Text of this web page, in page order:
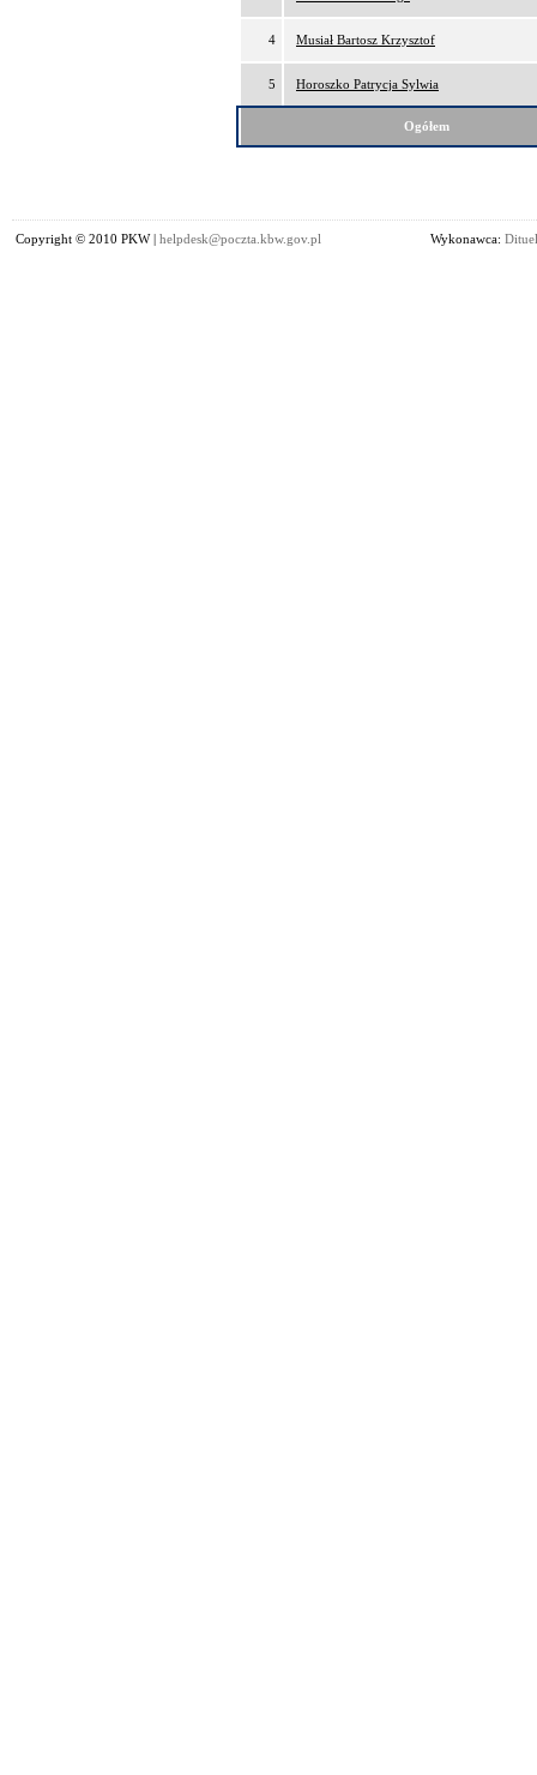
4 Musiał Bartosz Krzysztof
5 Horoszko Patrycja Sylwia
Ogółem
Copyright © 2010 PKW | helpdesk@poczta.kbw.gov.pl Wykonawca: